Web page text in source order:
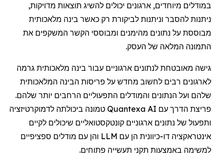
במודלים מיוחדים, ארגונים יכולים להשיג תוצאות מדויקות,
ניתנות להסבר וניתנות לביקורת רק כאשר בינה מלאכותית
מבוססת על נתונים מהימנים ומבוססי הקשר המשקפים את
התמונה המלאה של העסק.
גישה מאובטחת לנתונים ארגוניים עבור בינה מלאכותית גרמה
לארגונים רבים לחשוב מחדש על פריסות הבינה המלאכותית
שלהם ועל הנתונים והמודלים התפעוליים הרחבים יותר שלהם.
פריצת הדרך עם Quantexa AI טמונה ביכולתה לדמוקרטיזציה
ותפעול של נתונים ארגוניים קונטקסטואליים שיכולים לקיים
אינטראקציה דו-כיוונית הן עם LLM והן עם מודלים ספציפיים
למשימה באמצעות תקני תעשייה פתוחים.